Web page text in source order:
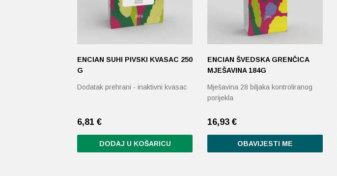
ENCIAN SUHI PIVSKI KVASAC 250
G
Dodatak prehrani - inaktivni kvasac
6,81 €
DODAJ U KOŠARICU
ENCIAN ŠVEDSKA GRENČICA
MJEŠAVINA 184G
Mješavina 28 biljaka kontroliranog
porijekla
16,93 €
OBAVIJESTI ME